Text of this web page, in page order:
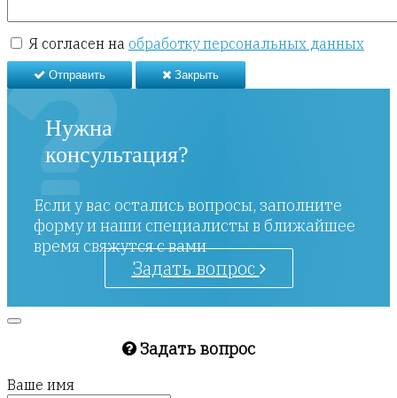
Я согласен на обработку персональных данных
Отправить Закрыть
Нужна
консультация?
Если у вас остались вопросы, заполните
форму и наши специалисты в ближайшее
время свяжутся с вами
Задать вопрос
Задать вопрос
Ваше имя